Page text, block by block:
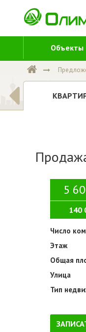
Объекты
5
140
Число
Этаж
Общая
Улица
Тип